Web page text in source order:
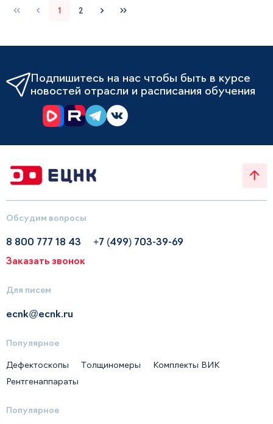
1 2
Подпишитесь на нас чтобы быть в курсе
новостей отрасли и расписания обучения
Обсудим вопросы
8 800 777 18 43
+7 (499) 703-39-69
Заказать звонок
Для писем
ecnk@ecnk.ru
Популярное
Дефектоскопы Толщиномеры
Комплекты ВИК
Рентгенаппараты
Популярное